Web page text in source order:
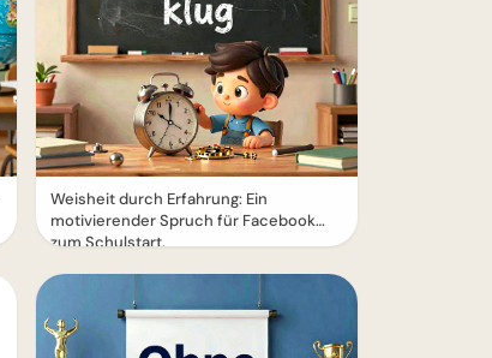
Weisheit durch Erfahrung: Ein
motivierender Spruch für Facebook
zum Schulstart.